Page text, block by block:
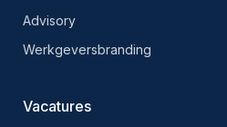
Advisory
Werkgeversbranding
Vacatures